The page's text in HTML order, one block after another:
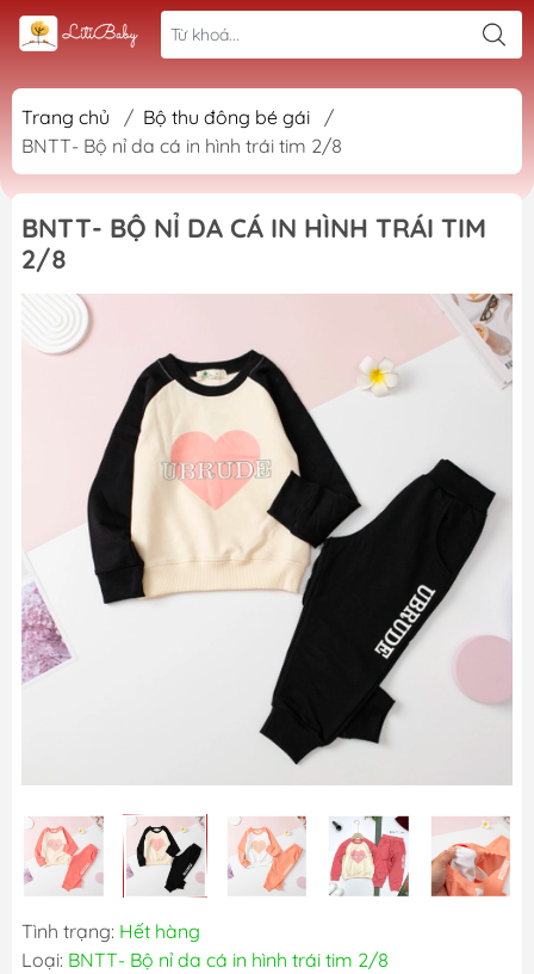
Trang chủ / Bộ thu đông bé gái
/
BNTT- Bộ nỉ da cá in hình trái tim 2/8
BNTT- BỘ NỈ DA CÁ IN HÌNH TRÁI TIM
2/8
Tình trạng: Hết hàng
Loại: BNTT- Bộ nỉ da cá in hình trái tim 2/8